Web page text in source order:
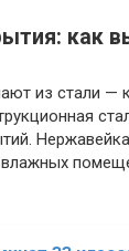
как
из стали —